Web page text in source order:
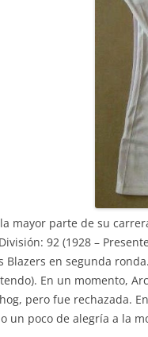
mayor parte de su
92 (1928 –
en segunda
En un momento,
pero fue rechazada.
un poco de alegría a la